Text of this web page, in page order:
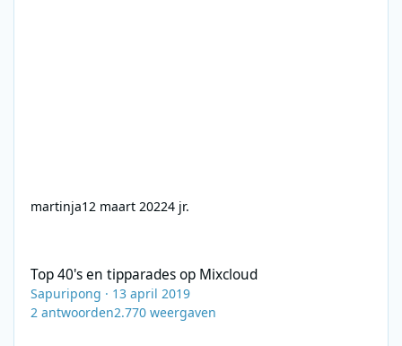
martinja12 maart 20224 jr.
Top 40's en tipparades op Mixcloud
Sapuripong · 13 april 2019
2 antwoorden2.770 weergaven